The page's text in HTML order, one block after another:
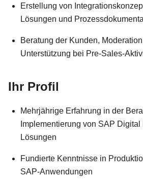
Erstellung von
Lösungen und
Beratung der Kunden,
Unterstützung bei Pre-Sales-
Ihr Profil
Mehrjährige Erfahrung in der
Implementierung von SAP Digital
Lösungen
Fundierte Kenntnisse in
SAP-Anwendungen